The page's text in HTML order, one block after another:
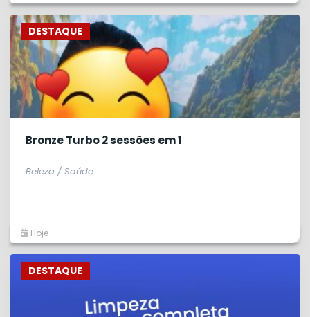
DESTAQUE
Bronze Turbo 2 sessões em 1
Beleza / Saúde
Hoje
DESTAQUE